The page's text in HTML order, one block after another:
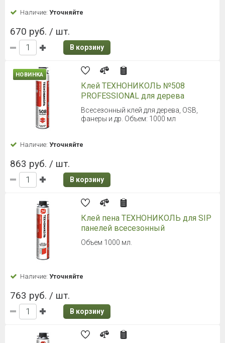
Наличие: Уточняйте
670 руб. / шт.
В корзину
НОВИНКА
Клей ТЕХНОНИКОЛЬ №508
PROFESSIONAL для дерева
Всесезонный клей для дерева, OSB,
фанеры и др. Объем: 1000 мл
Наличие: Уточняйте
863 руб. / шт.
В корзину
Клей пена ТЕХНОНИКОЛЬ для SIP
панелей всесезонный
Объем 1000 мл.
Наличие: Уточняйте
763 руб. / шт.
В корзину